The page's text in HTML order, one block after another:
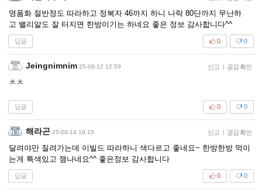
명품화 절반정도 따라하고 정복자 46까지 하니 나락 80단까지 무난하
고 밸리알도 잘 터지면 한방이기는 하네요 좋은 정보 감사합니다^^
답글 0
0
Jeingnimnim 25-08-12 12:59 신고 | 공감 확인
ㅊㅊ
답글 0
0
해라곤 25-08-14 18:15 신고 | 공감 확인
달려야만 질려가는데 이빌드 따라하니 색다르고 좋네요~ 한방한방 먹이
는게 특색있고 잼나네요^^ 좋은정보 감사합니다
답글 0
0